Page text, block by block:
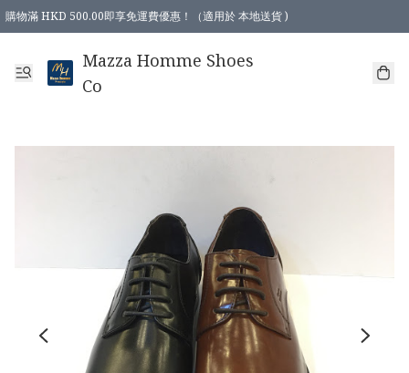
購物滿 HKD 500.00即享免運費優惠！（適用於 本地送貨 )
Mazza Homme Shoes
Co